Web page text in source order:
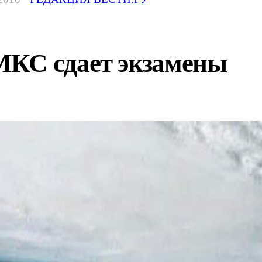
сдает экзамены